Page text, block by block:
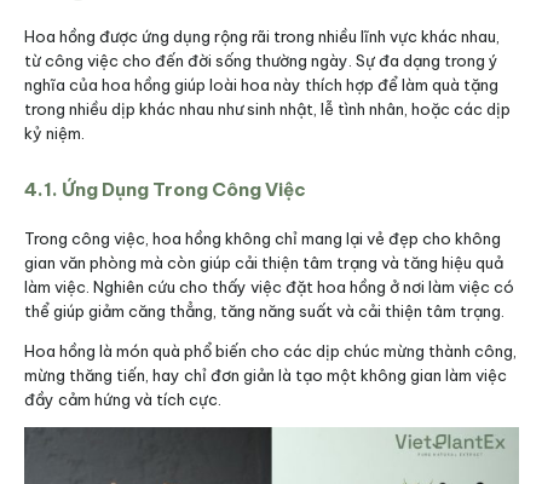
Hoa hồng được ứng dụng rộng rãi trong nhiều lĩnh vực khác nhau,
từ công việc cho đến đời sống thường ngày. Sự đa dạng trong ý
nghĩa của hoa hồng giúp loài hoa này thích hợp để làm quà tặng
trong nhiều dịp khác nhau như sinh nhật, lễ tình nhân, hoặc các dịp
kỷ niệm.
4.1. Ứng Dụng Trong Công Việc
Trong công việc, hoa hồng không chỉ mang lại vẻ đẹp cho không
gian văn phòng mà còn giúp cải thiện tâm trạng và tăng hiệu quả
làm việc. Nghiên cứu cho thấy việc đặt hoa hồng ở nơi làm việc có
thể giúp giảm căng thẳng, tăng năng suất và cải thiện tâm trạng.
Hoa hồng là món quà phổ biến cho các dịp chúc mừng thành công,
mừng thăng tiến, hay chỉ đơn giản là tạo một không gian làm việc
đầy cảm hứng và tích cực.